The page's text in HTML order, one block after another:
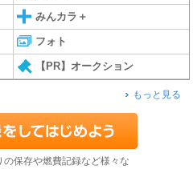
みんカラ＋
フォト
【PR】オークション
もっと見る
の保存や燃費記録など様々な